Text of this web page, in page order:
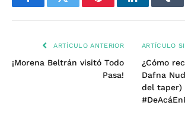
FacebookTwitter PinterestLinkedIn
ARTÍCULO ANTERIOR
¡Morena Beltrán visitó Todo
Pasa!
ARTÍCULO
¿Cómo
Dafna
del taper)